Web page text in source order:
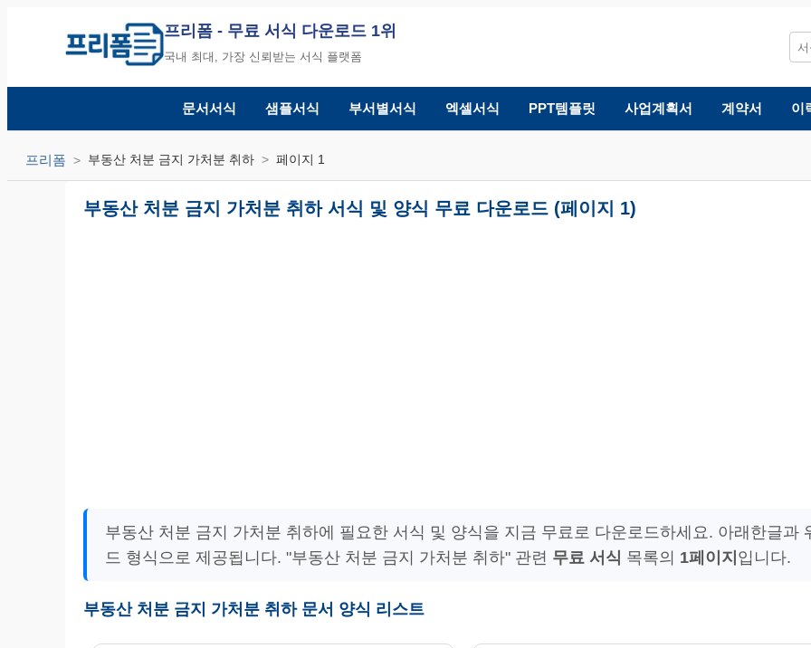
프리폼 - 무료 서식 다운로드 1위
국내 최대, 가장 신뢰받는 서식 플랫폼
문서서식 샘플서식 부서별서식 엑셀서식 PPT템플릿 사업계획서 계약서 이
프리폼 부동산 처분 금지 가처분 취하 페이지 1
부동산 처분 금지 가처분 취하 서식 및 양식 무료 다운로드 (페이지 1)
부동산 처분 금지 가처분 취하에 필요한 서식 및 양식을 지금 무료로 다운로드하세요. 아래한글과
드 형식으로 제공됩니다. "부동산 처분 금지 가처분 취하" 관련 무료 서식 목록의 1페이지 입니다.
부동산 처분 금지 가처분 취하 문서 양식 리스트